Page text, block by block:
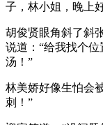
子，林小姐，晚上
胡俊贤眼角斜了斜
说道：“给我找个
汤！”
林美娇好像生怕会
刺！”